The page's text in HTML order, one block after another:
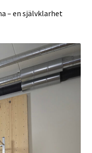
– en självklarhet